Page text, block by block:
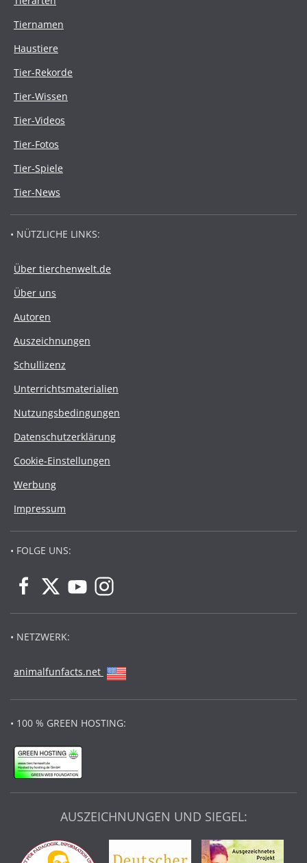
Tiernamen
Haustiere
Tier-Rekorde
Tier-Wissen
Tier-Videos
Tier-Fotos
Tier-Spiele
Tier-News
• NÜTZLICHE LINKS:
Über tierchenwelt.de
Über uns
Autoren
Auszeichnungen
Schullizenz
Unterrichtsmaterialien
Nutzungsbedingungen
Datenschutzerklärung
Cookie-Einstellungen
Werbung
Impressum
• FOLGE UNS:
• NETZWERK:
animalfunfacts.net
• 100 % GREEN HOSTING:
AUSZEICHNUNGEN UND SIEGEL: